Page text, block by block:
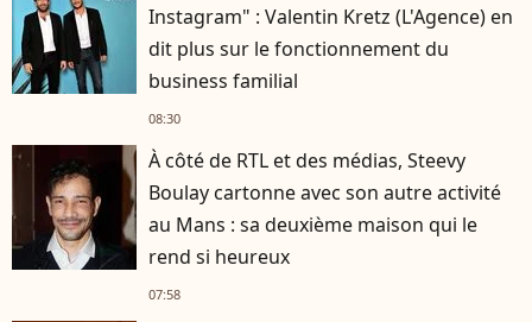
Instagram" : Valentin Kretz (L'Agence) en
dit plus sur le fonctionnement du
business familial
08:30
À côté de RTL et des médias, Steevy
Boulay cartonne avec son autre activité
au Mans : sa deuxième maison qui le
rend si heureux
07:58